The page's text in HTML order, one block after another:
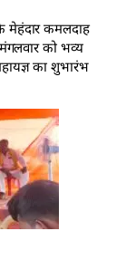
मेहंदार कमलदाह
मंगलवार को भव्य
का शुभारंभ